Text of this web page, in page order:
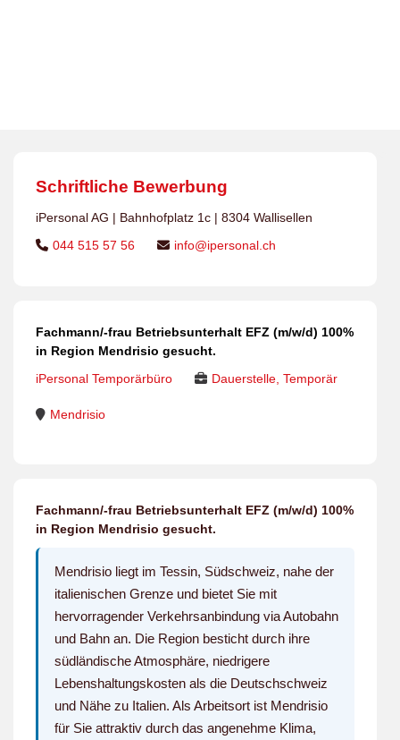
Schriftliche Bewerbung
iPersonal AG | Bahnhofplatz 1c | 8304 Wallisellen
044 515 57 56
info@ipersonal.ch
Fachmann/-frau Betriebsunterhalt EFZ (m/w/d) 100%
in Region Mendrisio gesucht.
iPersonal Temporärbüro
Dauerstelle, Temporär
Mendrisio
Fachmann/-frau Betriebsunterhalt EFZ (m/w/d) 100%
in Region Mendrisio gesucht.
Mendrisio liegt im Tessin, Südschweiz, nahe der
italienischen Grenze und bietet Sie mit
hervorragender Verkehrsanbindung via Autobahn
und Bahn an. Die Region besticht durch ihre
südländische Atmosphäre, niedrigere
Lebenshaltungskosten als die Deutschschweiz
und Nähe zu Italien. Als Arbeitsort ist Mendrisio
für Sie attraktiv durch das angenehme Klima,